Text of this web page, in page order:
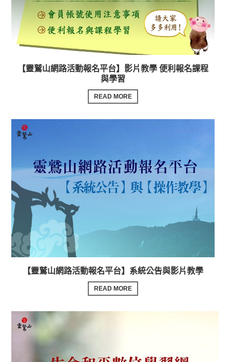
【靈鷲山網路活動報名平台】影片教學 便利報名課程
與學習
READ MORE
【靈鷲山網路活動報名平台】系統公告與影片教學
READ MORE